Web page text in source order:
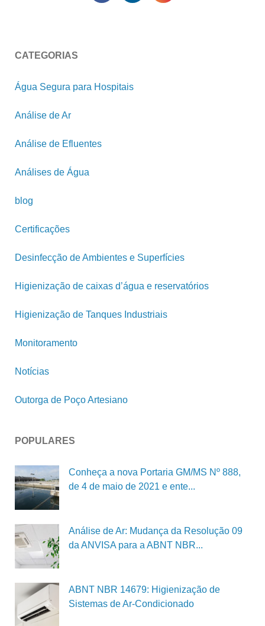
CATEGORIAS
Água Segura para Hospitais
Análise de Ar
Análise de Efluentes
Análises de Água
blog
Certificações
Desinfecção de Ambientes e Superfícies
Higienização de caixas d’água e reservatórios
Higienização de Tanques Industriais
Monitoramento
Notícias
Outorga de Poço Artesiano
POPULARES
Conheça a nova Portaria GM/MS Nº 888,
de 4 de maio de 2021 e ente...
Análise de Ar: Mudança da Resolução 09
da ANVISA para a ABNT NBR...
ABNT NBR 14679: Higienização de
Sistemas de Ar-Condicionado